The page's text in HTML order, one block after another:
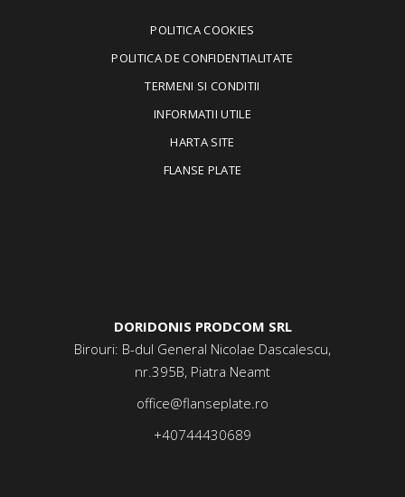
POLITICA COOKIES
POLITICA DE CONFIDENTIALITATE
TERMENI SI CONDITII
INFORMATII UTILE
HARTA SITE
FLANSE PLATE
DORIDONIS PRODCOM SRL
Birouri: B-dul General Nicolae Dascalescu,
nr.395B, Piatra Neamt
office@flanseplate.ro
+40744430689